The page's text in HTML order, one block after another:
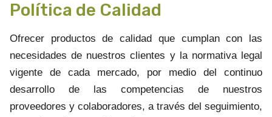
Política de Calidad
Ofrecer productos de calidad que cumplan con las
necesidades de nuestros clientes y la normativa legal
vigente de cada mercado, por medio del continuo
desarrollo de las competencias de nuestros
proveedores y colaboradores, a través del seguimiento,